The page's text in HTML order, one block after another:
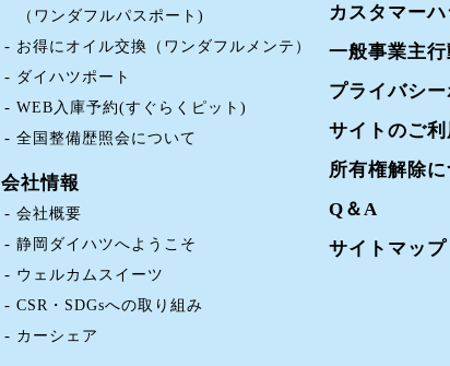
（ワンダフルパスポート)
お得にオイル交換（ワンダフルメンテ）
ダイハツポート
WEB入庫予約(すぐらくピット)
全国整備歴照会について
会社情報
会社概要
静岡ダイハツへようこそ
ウェルカムスイーツ
CSR・SDGsへの取り組み
カーシェア
カスタマー
一般事業主
プライバシ
サイトのご
所有権解除
Q＆A
サイトマップ